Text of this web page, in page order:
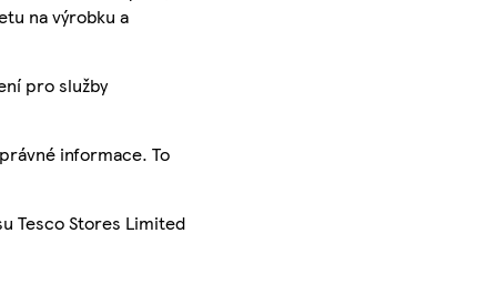
na výrobku a
pro služby
informace. To
Tesco Stores Limited